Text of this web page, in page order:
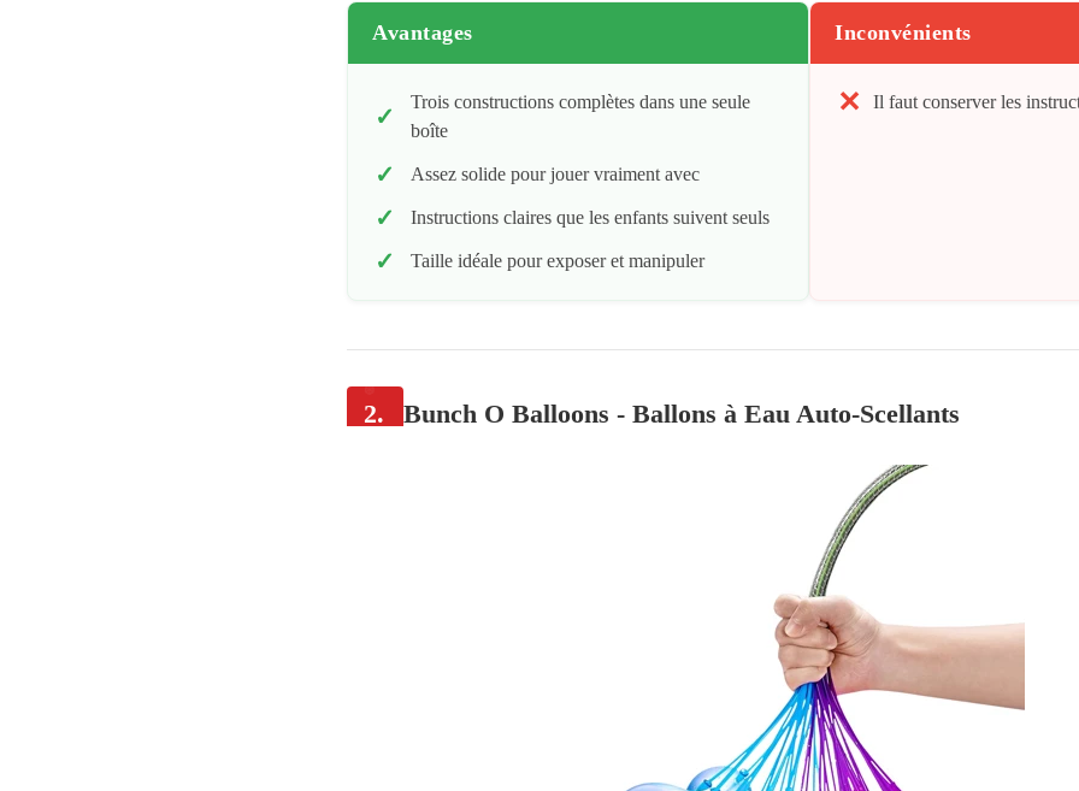
Avantages
Trois constructions complètes dans une seule
boîte
Assez solide pour jouer vraiment avec
Instructions claires que les enfants suivent seuls
Taille idéale pour exposer et manipuler
Inconvénients
Il faut conserver les
2. Bunch O Balloons - Ballons à Eau Auto-Scellants